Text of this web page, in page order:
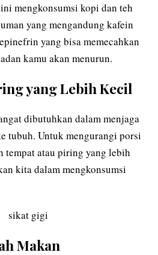
mengkonsumsi kopi dan teh
yang mengandung kafein
yang bisa memecahkan
kamu akan menurun.
yang Lebih Kecil
dibutuhkan dalam menjaga
tubuh. Untuk mengurangi porsi
atau piring yang lebih
kita dalam mengkonsumsi
Makan